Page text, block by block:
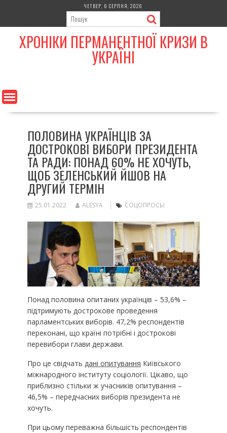
content
ЧЕТВЕР, 6 СЕРПНЯ, 2026
ХРОНІКИ ПЕРМАНЕНТНОЇ КРИЗИ В
УКРАЇНІ
ПОЛОВИНА УКРАЇНЦІВ ЗА
ДОСТРОКОВІ ВИБОРИ ПРЕЗИДЕНТА
ТА РАДИ: ПОНАД 60% НЕ ХОЧУТЬ,
ЩОБ ЗЕЛЕНСЬКИЙ ЙШОВ НА
ДРУГИЙ ТЕРМІН
25.01.2022 ALESYA СОЦОПРОСЫ
Понад половина опитаних українців – 53,6% –
підтримують дострокове проведення
парламентських виборів. 47,2% респондентів
переконані, що країні потрібні і дострокові
перевибори глави держави.
Про це свідчать дані опитування Київського
міжнародного інституту соціології. Цікаво, що
приблизно стільки ж учасників опитування –
46,5% – передчасних виборів президента не
хочуть.
При цьому переважна більшість респондентів